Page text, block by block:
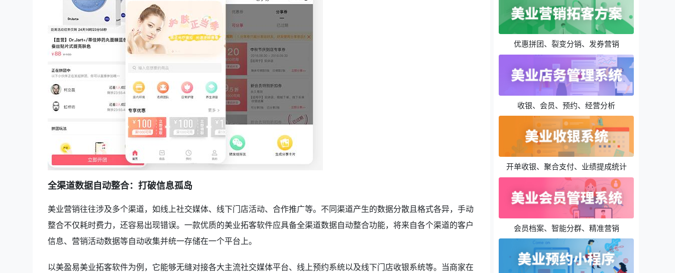
全渠道数据自动整合：打破信息孤岛
美业营销往往涉及多个渠道，如线上社交媒体、线下门店活动、合作推广等。不同渠道产生的数据分散且格式各异，手动
整合不仅耗时费力，还容易出现错误。一款优质的美业拓客软件应具备全渠道数据自动整合功能，将来自各个渠道的客户
信息、营销活动数据等自动收集并统一存储在一个平台上。
以美盈易美业拓客软件为例，它能够无缝对接各大主流社交媒体平台、线上预约系统以及线下门店收银系统等。当商家在
优惠拼团、裂变分销、发券营销
收银、会员、预约、经营分析
开单收银、聚合支付、业绩提成统计
会员档案、智能分群、精准营销